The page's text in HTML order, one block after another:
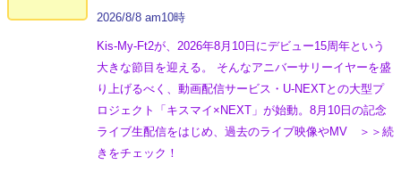
2026/8/8 am10時
Kis-My-Ft2が、2026年8月10日にデビュー15周年という
大きな節目を迎える。 そんなアニバーサリーイヤーを盛
り上げるべく、動画配信サービス・U-NEXTとの大型プ
ロジェクト「キスマイ×NEXT」が始動。8月10日の記念
ライブ生配信をはじめ、過去のライブ映像やMV ＞＞続
きをチェック！